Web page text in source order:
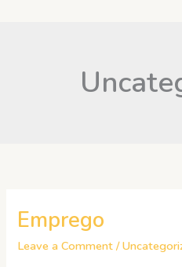
Emprego
Leave a Comment /
Emprego